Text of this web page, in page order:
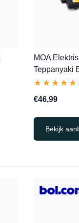
MOA
Teppanyaki
★★★★★
★★★★★
€46,99
Bekijk